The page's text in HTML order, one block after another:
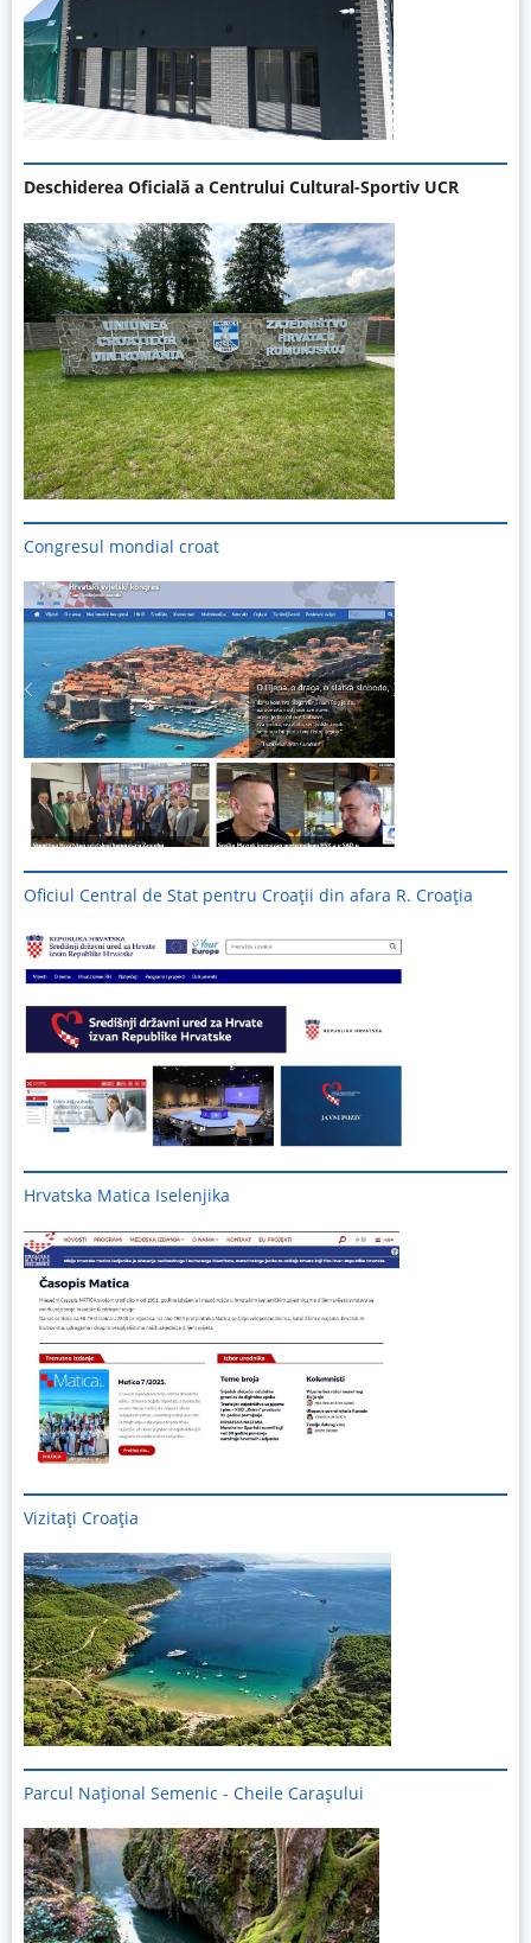
Deschiderea Oficială a Centrului Cultural-Sportiv UCR
Congresul mondial croat
Oficiul Central de Stat pentru Croații din afara R. Croația
Hrvatska Matica Iselenjika
Vizitați Croația
Parcul Național Semenic - Cheile Carașului
Imagine